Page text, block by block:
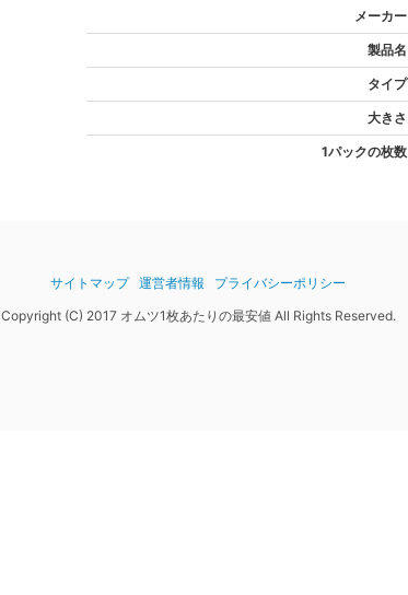
メーカー
製品名
タイプ
大きさ
1パックの枚数
サイトマップ 運営者情報
プライバシーポリシー
Copyright (C) 2017 オムツ1枚あたりの最安値 All Rights Reserved.